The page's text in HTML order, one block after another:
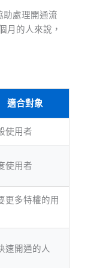
助處理開通流
月的人來說，
適合對象
使用者
使用者
更多特權的用
速開通的人